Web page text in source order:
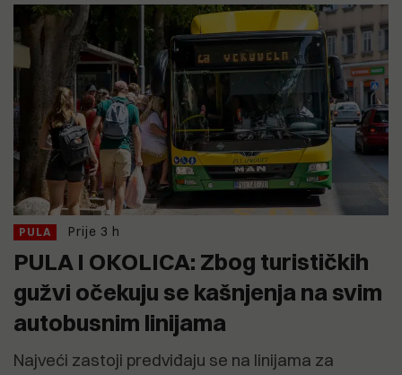
PULA Prije 3 h
PULA I OKOLICA: Zbog turističkih
gužvi očekuju se kašnjenja na svim
autobusnim linijama
Najveći zastoji predviđaju se na linijama za